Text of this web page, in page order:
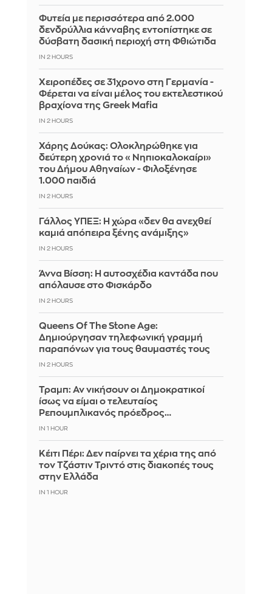
Φυτεία με περισσότερα από 2.000
δενδρύλλια κάνναβης εντοπίστηκε σε
δύσβατη δασική περιοχή στη Φθιώτιδα
IN 2 HOURS
Χειροπέδες σε 31χρονο στη Γερμανία -
Φέρεται να είναι μέλος του εκτελεστικού
βραχίονα της Greek Mafia
IN 2 HOURS
Χάρης Δούκας: Ολοκληρώθηκε για
δεύτερη χρονιά το «Νηπιοκαλοκαίρι»
του Δήμου Αθηναίων - Φιλοξένησε
1.000 παιδιά
IN 2 HOURS
Γάλλος ΥΠΕΞ: Η χώρα «δεν θα ανεχθεί
καμιά απόπειρα ξένης ανάμιξης»
IN 2 HOURS
Άννα Βίσση: Η αυτοσχέδια καντάδα που
απόλαυσε στο Φισκάρδο
IN 2 HOURS
Queens Of The Stone Age:
Δημιούργησαν τηλεφωνική γραμμή
παραπόνων για τους θαυμαστές τους
IN 2 HOURS
Τραμπ: Αν νικήσουν οι Δημοκρατικοί
ίσως να είμαι ο τελευταίος
Ρεπουμπλικανός πρόεδρος…
IN 1 HOUR
Κέιτι Πέρι: Δεν παίρνει τα χέρια της από
τον Τζάστιν Τριντό στις διακοπές τους
στην Ελλάδα
IN 1 HOUR